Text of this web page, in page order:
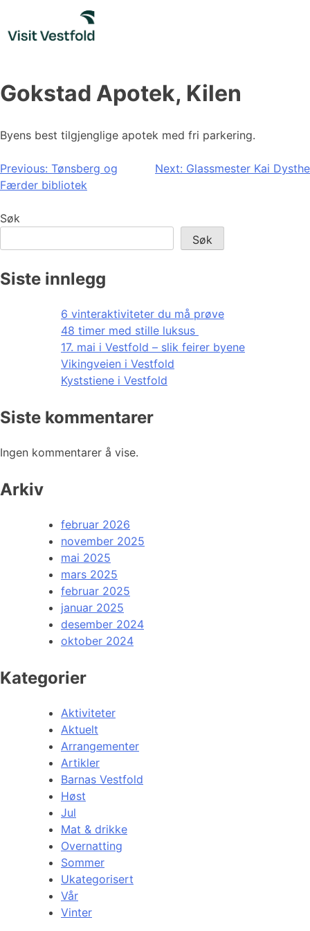
content
Gokstad Apotek, Kilen
Byens best tilgjenglige apotek med fri parkering.
Innleggsnavigasjon
Previous: Tønsberg og
Færder bibliotek
Next: Glassmester Kai Dysthe
Søk
Søk
Siste innlegg
6 vinteraktiviteter du må prøve
48 timer med stille luksus
17. mai i Vestfold – slik feirer byene
Vikingveien i Vestfold
Kyststiene i Vestfold
Siste kommentarer
Ingen kommentarer å vise.
Arkiv
februar 2026
november 2025
mai 2025
mars 2025
februar 2025
januar 2025
desember 2024
oktober 2024
Kategorier
Aktiviteter
Aktuelt
Arrangementer
Artikler
Barnas Vestfold
Høst
Jul
Mat & drikke
Overnatting
Sommer
Ukategorisert
Vår
Vinter